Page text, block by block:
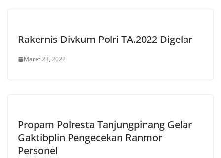
Rakernis Divkum Polri TA.2022 Digelar
Maret 23, 2022
Propam Polresta Tanjungpinang Gelar
Gaktibplin Pengecekan Ranmor
Personel